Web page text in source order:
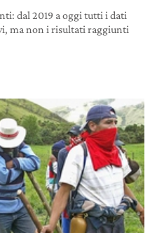
dal 2019 a oggi tutti i dati
ma non i risultati raggiunti